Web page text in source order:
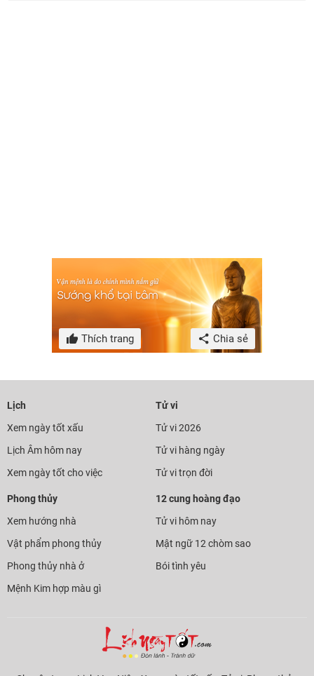
Thích trang Chia sẻ
Lịch
Xem ngày tốt xấu
Lịch Âm hôm nay
Xem ngày tốt cho việc
Tử vi
Tử vi 2026
Tử vi hàng ngày
Tử vi trọn đời
Phong thủy
Xem hướng nhà
Vật phẩm phong thủy
Phong thủy nhà ở
Mệnh Kim hợp màu gì
12 cung hoàng đạo
Tử vi hôm nay
Mật ngữ 12 chòm sao
Bói tình yêu